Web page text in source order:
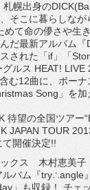
幌出身の
そこに暮らしなが
て命の儚さや生
だ最新アルバム『
された「if」「
グルス HEAT!
む12曲に、ボーナ
Song」を
待望の全国ツアー
JAPAN TOUR
開催決定!!
ックス 木村恵美
バム『try∴angle
」も収録！ チェ